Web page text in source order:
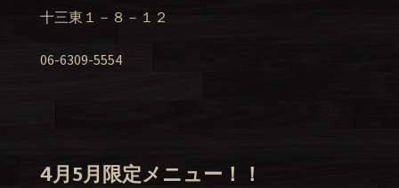
十三東１－８－１２
06-6309-5554
4月5月限定メニュー！！